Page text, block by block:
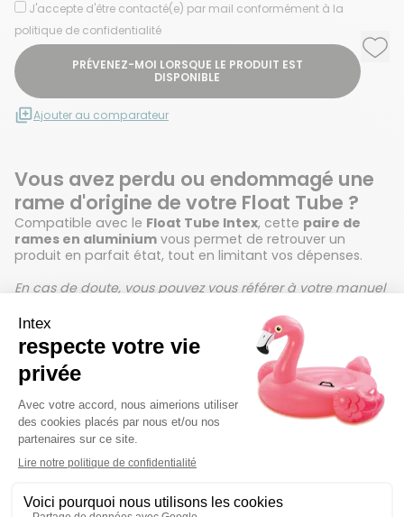
J'accepte d'être contacté(e) par mail conformément à la
politique de confidentialité
PRÉVENEZ-MOI LORSQUE LE PRODUIT EST
DISPONIBLE
Ajouter au comparateur
Vous avez perdu ou endommagé une
rame d'origine de votre Float Tube ?
Compatible avec le Float Tube Intex, cette paire de
rames en aluminium vous permet de retrouver un
produit en parfait état, tout en limitant vos dépenses.
En cas de doute, vous pouvez vous référer à votre manuel
Détails techniques